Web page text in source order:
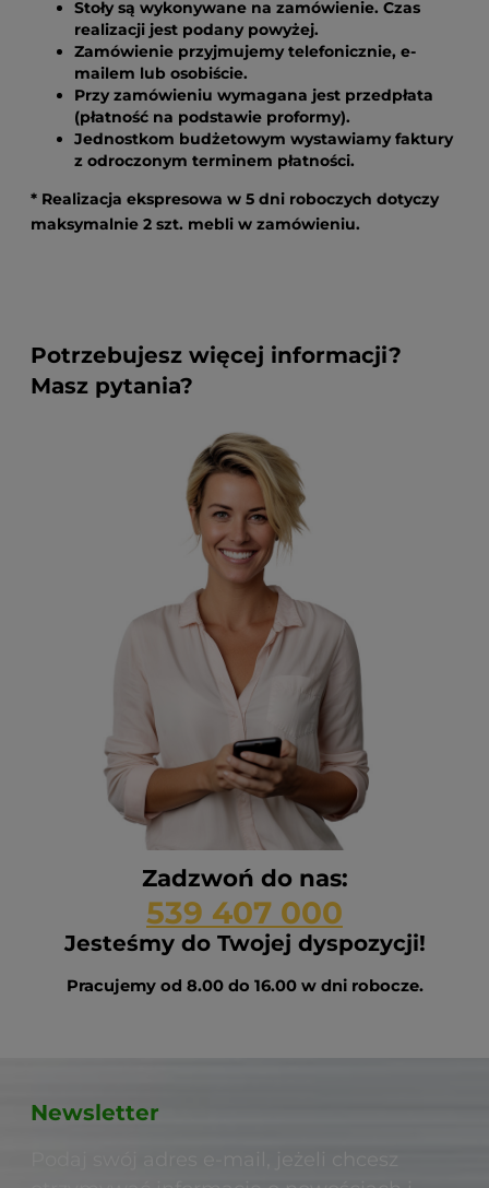
Stoły są wykonywane na zamówienie. Czas
realizacji jest podany powyżej.
Zamówienie przyjmujemy telefonicznie, e-
mailem lub osobiście.
Przy zamówieniu wymagana jest przedpłata
(płatność na podstawie proformy).
Jednostkom budżetowym wystawiamy faktury
z odroczonym terminem płatności.
* Realizacja ekspresowa w 5 dni roboczych dotyczy
maksymalnie 2 szt. mebli w zamówieniu.
Potrzebujesz więcej informacji?
Masz pytania?
Zadzwoń do nas:
539 407 000
Jesteśmy do Twojej dyspozycji!
Pracujemy od 8.00 do 16.00 w dni robocze.
Newsletter
Podaj swój adres e-mail, jeżeli chcesz